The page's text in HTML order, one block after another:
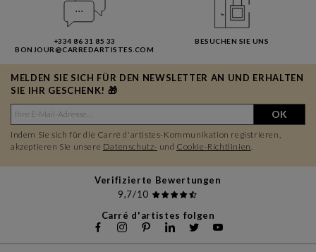
+334 86 31 85 33
BONJOUR@CARREDARTISTES.COM
BESUCHEN SIE UNS
MELDEN SIE SICH FÜR DEN NEWSLETTER AN UND ERHALTEN
SIE IHR GESCHENK! 🎁
OK
Indem Sie sich für die Carré d'artistes-Kommunikation registrieren,
akzeptieren Sie unsere Datenschutz- und Cookie-Richtlinien
Verifizierte Bewertungen
9,7/10
Carré d'artistes folgen